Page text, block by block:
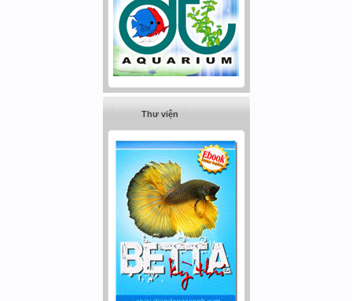
Thư viện